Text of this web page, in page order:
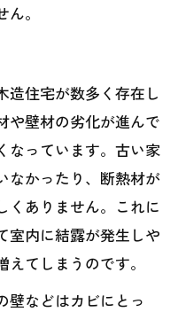
。
造住宅が数多く存在し
や壁材の劣化が進んで
なっています。古い家
なかったり、断熱材が
くありません。これに
室内に結露が発生しや
てしまうのです。
壁などはカビにとっ